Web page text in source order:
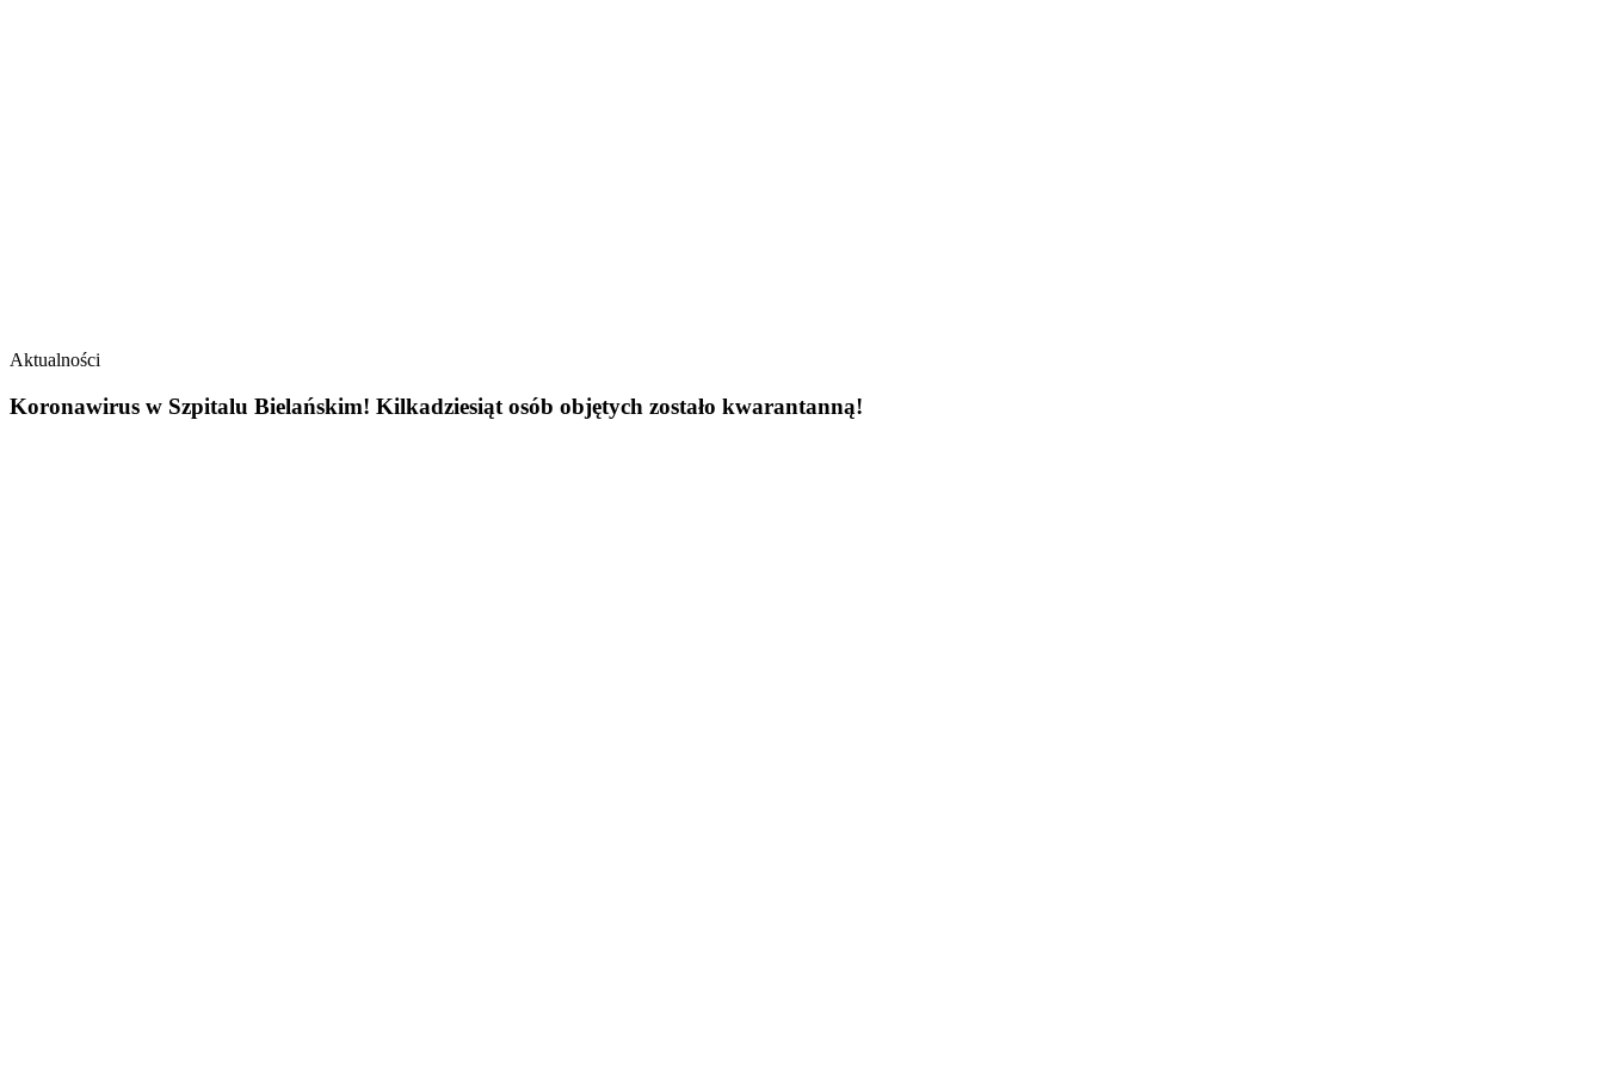
Aktualności
Koronawirus w Szpitalu Bielańskim! Kilkadziesiąt osób objętych zostało kwarantanną!